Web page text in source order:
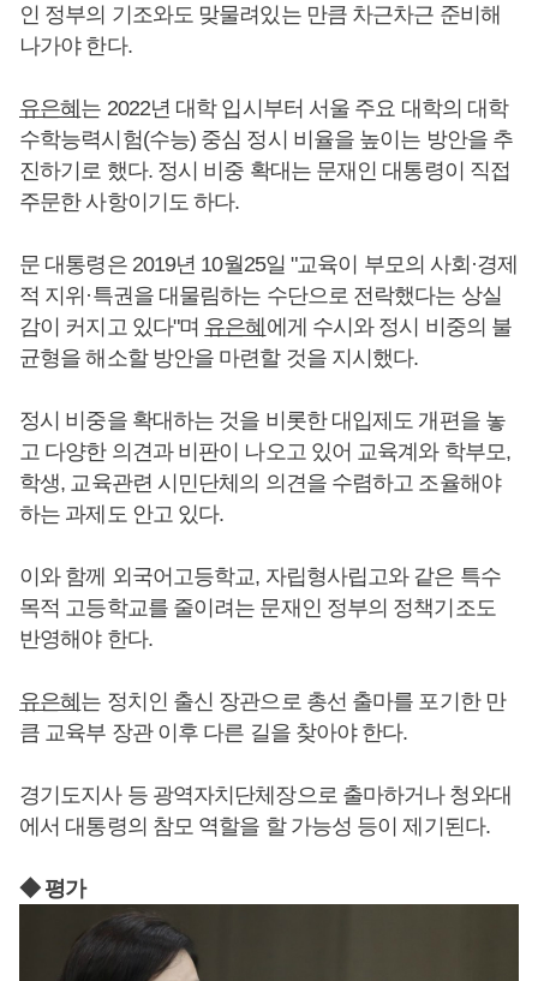
인 정부의 기조와도 맞물려있는 만큼 차근차근 준비해
나가야 한다.
유은혜는 2022년 대학 입시부터 서울 주요 대학의 대학
수학능력시험(수능) 중심 정시 비율을 높이는 방안을 추
진하기로 했다. 정시 비중 확대는 문재인 대통령이 직접
주문한 사항이기도 하다.
문 대통령은 2019년 10월25일 "교육이 부모의 사회·경제
적 지위·특권을 대물림하는 수단으로 전락했다는 상실
감이 커지고 있다"며 유은혜에게 수시와 정시 비중의 불
균형을 해소할 방안을 마련할 것을 지시했다.
정시 비중을 확대하는 것을 비롯한 대입제도 개편을 놓
고 다양한 의견과 비판이 나오고 있어 교육계와 학부모,
학생, 교육관련 시민단체의 의견을 수렴하고 조율해야
하는 과제도 안고 있다.
이와 함께 외국어고등학교, 자립형사립고와 같은 특수
목적 고등학교를 줄이려는 문재인 정부의 정책기조도
반영해야 한다.
유은혜는 정치인 출신 장관으로 총선 출마를 포기한 만
큼 교육부 장관 이후 다른 길을 찾아야 한다.
경기도지사 등 광역자치단체장으로 출마하거나 청와대
에서 대통령의 참모 역할을 할 가능성 등이 제기된다.
◆ 평가